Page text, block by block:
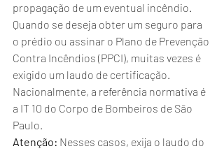
propagação de um eventual incêndio.
Quando se deseja obter um seguro para
o prédio ou assinar o Plano de Prevenção
Contra Incêndios (PPCI), muitas vezes é
exigido um laudo de certificação.
Nacionalmente, a referência normativa é
a IT 10 do Corpo de Bombeiros de São
Paulo.
Atenção: Nesses casos, exija o laudo do